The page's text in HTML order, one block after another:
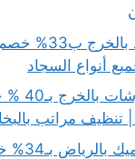
شركة تنظيف
شركة
تنظيف مراتب
شركة